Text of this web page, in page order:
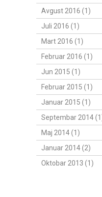
Avgust 2016 (1)
Juli 2016 (1)
Mart 2016 (1)
Februar 2016 (1)
Jun 2015 (1)
Februar 2015 (1)
Januar 2015 (1)
Septembar 2014
Maj 2014 (1)
Januar 2014 (2)
Oktobar 2013 (1)